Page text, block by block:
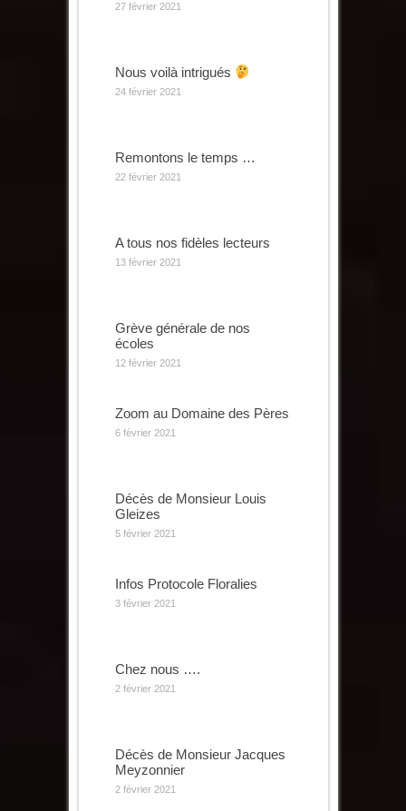
27 février 2021
Nous voilà intrigués
24 février 2021
Remontons le temps …
22 février 2021
A tous nos fidèles lecteurs
13 février 2021
Grève générale de nos
écoles
12 février 2021
Zoom au Domaine des Pères
6 février 2021
Décès de Monsieur Louis
Gleizes
5 février 2021
Infos Protocole Floralies
3 février 2021
Chez nous ….
2 février 2021
Décès de Monsieur Jacques
Meyzonnier
2 février 2021